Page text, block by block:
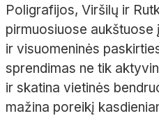
Poligrafijos, Viršilų ir
pirmuosiuose
ir visuomeninės
sprendimas ne tik
ir skatina vietinės
mažina poreikį